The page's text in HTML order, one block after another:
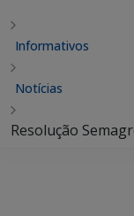
Informativos
Notícias
Resolução